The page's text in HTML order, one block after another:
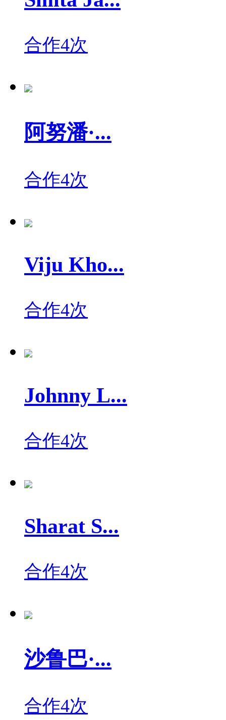
合作4次
阿努潘·...
合作4次
Viju Kho...
合作4次
Johnny L...
合作4次
Sharat S...
合作4次
沙鲁巴·...
合作4次